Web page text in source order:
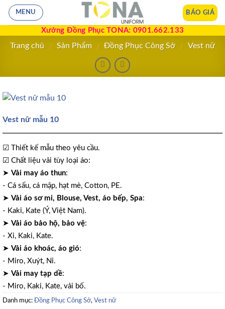
MENU BÁO GIÁ
Xưởng Đồng Phục TONA: 0901.662.133
Trang chủ / Sản Phẩm / Đồng Phục Công Sở / Vest nữ
Vest nữ mẫu 10
☑ Thiết kế mẫu theo yêu cầu.
☑ Chất liệu vải tùy loại áo:
➤ Vải may áo thun:
- Cá sấu, cá mập, hạt mè, Cotton, PE.
➤ Vải áo sơ mi, Blouse, Vest, áo bếp, Spa:
- Kaki, Kate (Ý, Việt Nam).
➤ Vải áo bảo hộ, bảo vệ:
- Xi, Kaki, Kate.
➤ Vải áo khoác, áo gió:
- Miro, Xuýt, Nỉ.
➤ Vải may tạp dề:
- Miro, Kaki, Kate, vải bố.
Danh mục: Đồng Phục Công Sở, Vest nữ